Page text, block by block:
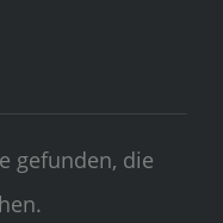
gefunden, die